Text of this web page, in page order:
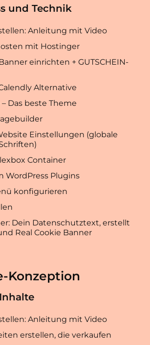
und Technik
Anleitung mit Video
mit Hostinger
einrichten + GUTSCHEIN-
Alternative
Das beste Theme
Einstellungen (globale
Container
WordPress Plugins
konfigurieren
Dein Datenschutztext, erstellt
Real Cookie Banner
Konzeption
Anleitung mit Video
erstellen, die verkaufen